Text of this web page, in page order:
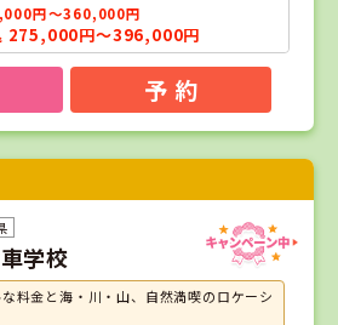
円～360,000円
275,000円～396,000円
予 約
学校
料金と海・川・山、自然満喫のロケーシ